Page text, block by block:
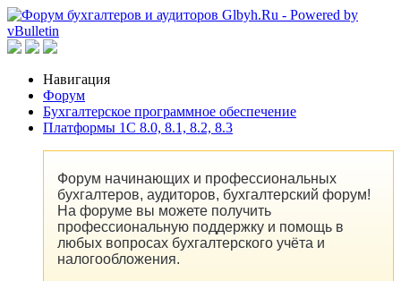
Навигация
Форум
Бухгалтерское программное обеспечение
Платформы 1C 8.0, 8.1, 8.2, 8.3
Форум начинающих и профессиональных
бухгалтеров, аудиторов, бухгалтерский форум!
На форуме вы можете получить
профессиональную поддержку и помощь в
любых вопросах бухгалтерского учёта и
налогообложения.